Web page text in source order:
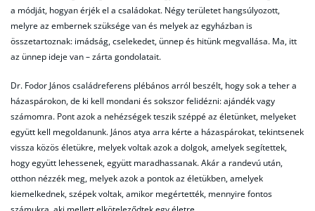
a módját, hogyan érjék el a családokat. Négy területet hangsúlyozott,
melyre az embernek szüksége van és melyek az egyházban is
összetartoznak: imádság, cselekedet, ünnep és hitünk megvallása. Ma, itt
az ünnep ideje van – zárta gondolatait.
Dr. Fodor János családreferens plébános arról beszélt, hogy sok a teher a
házaspárokon, de ki kell mondani és sokszor felidézni: ajándék vagy
számomra. Pont azok a nehézségek teszik széppé az életünket, melyeket
együtt kell megoldanunk. János atya arra kérte a házaspárokat, tekintsenek
vissza közös életükre, melyek voltak azok a dolgok, amelyek segítettek,
hogy együtt lehessenek, együtt maradhassanak. Akár a randevú után,
otthon nézzék meg, melyek azok a pontok az életükben, amelyek
kiemelkednek, szépek voltak, amikor megértették, mennyire fontos